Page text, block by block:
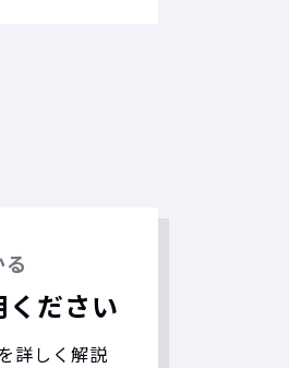
ださい
詳しく解説